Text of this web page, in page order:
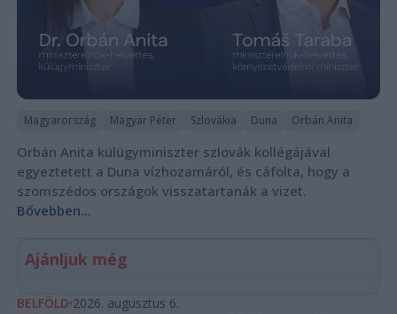
Magyarország Magyar Péter Szlovákia Duna Orbán Anita
Orbán Anita külügyminiszter szlovák kollégájával
egyeztetett a Duna vízhozamáról, és cáfolta, hogy a
szomszédos országok visszatartanák a vizet.
Bővebben...
Ajánljuk még
BELFÖLD 2026. augusztus 6.